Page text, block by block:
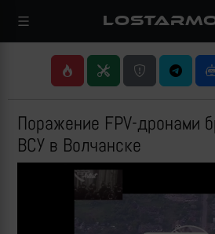
Поражение FPV-дронами
ВСУ в Волчанске